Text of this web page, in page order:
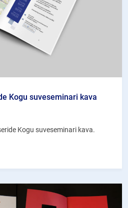
Kogu suveseminari kava
Kogu suveseminari kava.